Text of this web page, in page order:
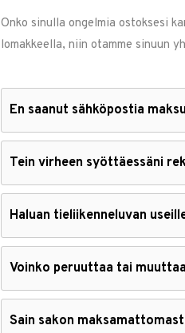
Onko sinulla ongelmia ostoksesi
lomakkeella, niin otamme sinuun
En saanut sähköpostia
Tein virheen syöttäessäni
Haluan tieliikenneluvan
Voinko peruuttaa tai
Sain sakon